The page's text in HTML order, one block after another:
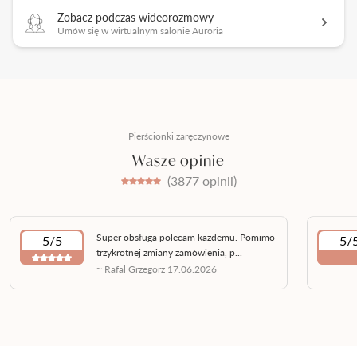
Zobacz podczas wideorozmowy
Umów się w wirtualnym salonie Auroria
Pierścionki zaręczynowe
Wasze opinie
(3877 opinii)
5/5
Super obsługa polecam każdemu. Pomimo
trzykrotnej zmiany zamówienia, p...
~ Rafal Grzegorz 17.06.2026
5/